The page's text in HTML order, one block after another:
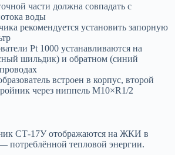
части должна совпадать с
воды
рекомендуется установить запорную
Pt 1000 устанавливаются на
шильдик) и обратном (синий
встроен в корпус, второй
через ниппель M10×R1/2
СТ-17У отображаются на ЖКИ в
потреблённой тепловой энергии.